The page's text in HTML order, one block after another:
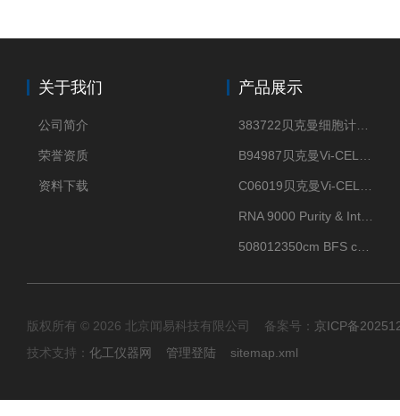
关于我们
公司简介
荣誉资质
资料下载
产品展示
版权所有 © 2026 北京闻易科技有限公司 备案号： 京ICP备
技术支持： 化工仪器网 管理登陆 sitemap.xml